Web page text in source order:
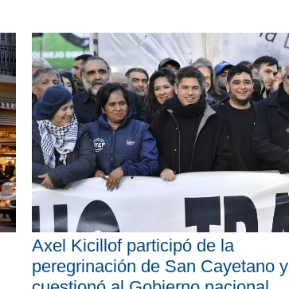
Axel Kicillof participó de la
peregrinación de San Cayetano y